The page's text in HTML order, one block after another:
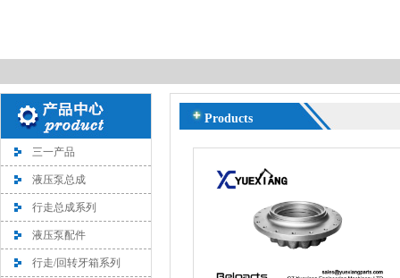
三一产品
液压泵总成
行走总成系列
液压泵配件
行走/回转牙箱系列
Products